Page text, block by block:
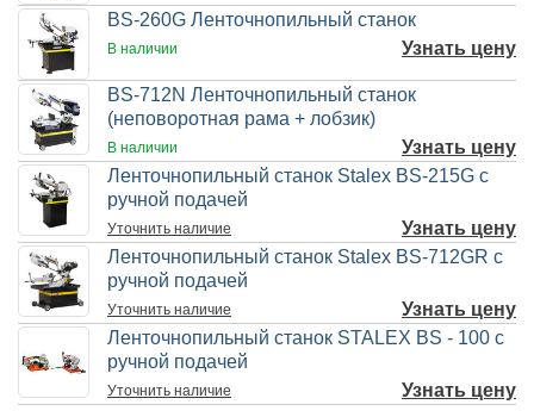
BS-260G Ленточнопильный станок
В наличии Узнать цену
BS-712N Ленточнопильный станок
(неповоротная рама + лобзик)
В наличии
Узнать цену
Ленточнопильный станок Stalex BS-215G с
ручной подачей
Уточнить наличие
Узнать цену
Ленточнопильный станок Stalex BS-712GR с
ручной подачей
Уточнить наличие
Узнать цену
Ленточнопильный станок STALEX BS - 100 с
ручной подачей
Уточнить наличие Узнать цену